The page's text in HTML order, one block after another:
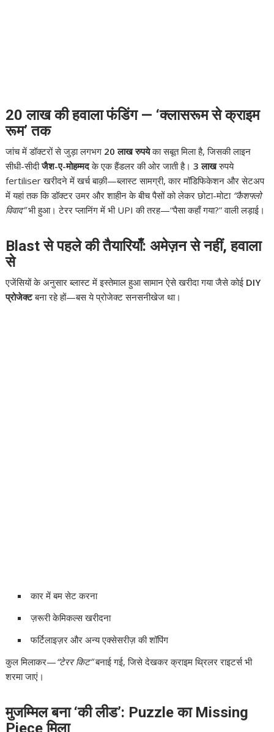
20 लाख की हवाला फंडिंग — ‘क्लासरूम से क्राइम
रूम’ तक
जांच में डॉक्टरों से जुड़ा लगभग 20 लाख रुपयेका सबूत मिला है, जिसकी लाइन
सीधी-सीदीजैश-ए-मोहम्मदके एक हैंडलर की ओर जाती है।3 लाखरुपये
fertiliser खरीदने में खर्च बाक़ी—ब्लास्ट सामग्री, कार मॉडिफिकेशन और सेटअप
में यहां तक कि डॉक्टर उमर और शाहीन के बीच पैसों को लेकर छोटा-मोटा “कैशफ्लो
विवाद”भी हुआ। टेरर प्लानिंग में भी UPI की तरह—“पैसा कहाँ गया?” वाली लड़ाई।
Blast से पहले की तैयारियाँ: अमेज़न से नहीं, हवाला
से
एजेंसियों के अनुसार ब्लास्ट में इस्तेमाल हुआ सामान ऐसे खरीदा गया जैसे कोई DIY
प्रोजेक्टबना रहे हों—बस ये प्रोजेक्ट सनसनीखेज था।
कार में बम सेट करना
ज़रूरी केमिकल्स खरीदना
फर्टिलाइज़र और अन्य एक्सेसरीज़ की शॉपिंग
कुल मिलाकर—“टेरर किट”बनाई गई, जिसे देखकर क्राइम थ्रिलर राइटर्स भी
शरमा जाएं।
मुजम्मिल बना ‘की लीड’: Puzzle का Missing
Piece मिला